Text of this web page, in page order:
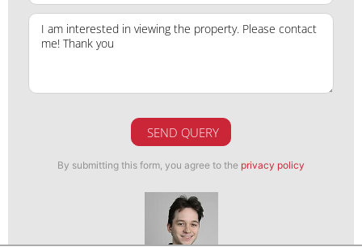
SEND QUERY
By submitting this form, you agree to the privacy policy